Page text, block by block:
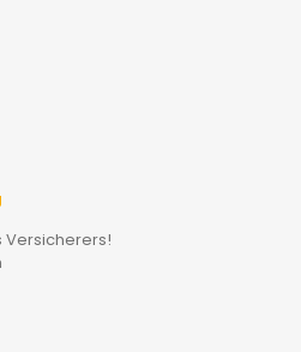
Versicherers!